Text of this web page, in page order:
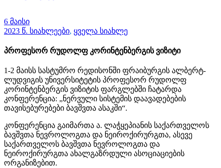
6 მაისი
2023 წ. სიახლეები, ყველა სიახლე
პროფესორ რუდოლფ კორინტენბერგის ვიზიტი
1-2 მაისს სასტუმრო რედისონში ფრაიბურგის ალბერტ-
ლუდვიგის უნივერსიტეტის პროფესორ რუდოლფ
კორინტენბერგის ვიზიტის ფარგლებში ჩატარდა
კონფერენცია: „ნერვული სისტემის დაავადებების
თავისებურებები ბავშვთა ასაკში“.
კონფერენცია გაიმართა ა. ლაჭყეპიანის საქართველოს
ბავშვთა ნევროლოგთა და ნეიროქირურგთა, ასევე
საქართველოს ბავშვთა ნევროლოგთა და
ნეიროქირურგთა ახალგაზრდული ასოციაციების
ორგანიზებით.